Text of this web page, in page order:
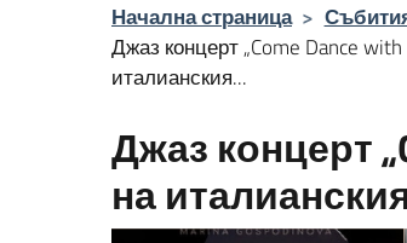
Начална страница >
Джаз концерт „Come Dance
италианския...
Джаз концерт
на